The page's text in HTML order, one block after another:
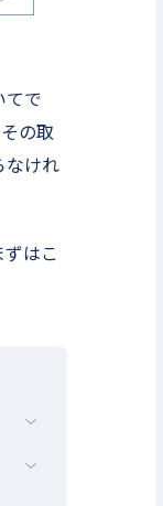
てで
の取
なけれ
はこ